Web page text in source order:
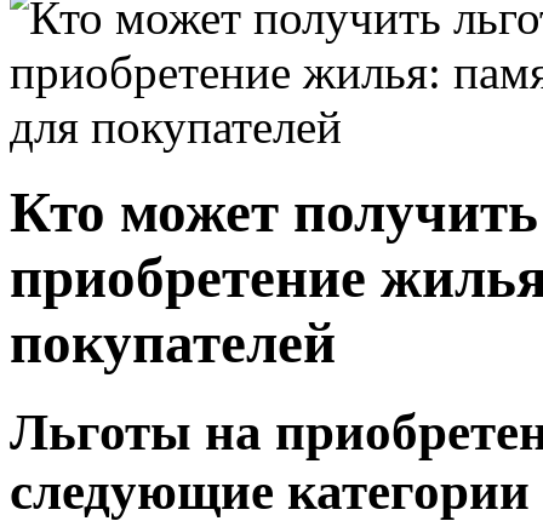
Кто может
приобретение
покупателей
Льготы на
следующие